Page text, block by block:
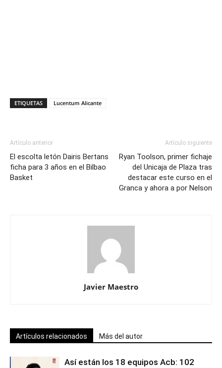
ETIQUETAS Lucentum Alicante
Artículo anterior
El escolta letón Dairis Bertans
ficha para 3 años en el Bilbao
Basket
Artículo siguiente
Ryan Toolson, primer fichaje
del Unicaja de Plaza tras
destacar este curso en el
Granca y ahora a por Nelson
Javier Maestro
Artículos relacionados Más del autor
Así están los 18 equipos Acb: 102